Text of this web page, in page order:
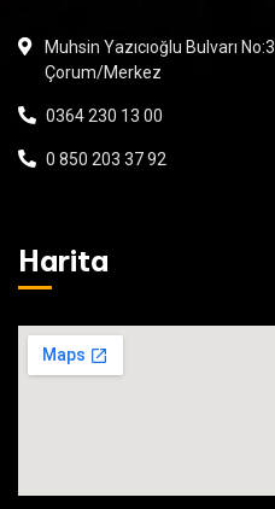
Muhsin Yazıcıoğlu Bulvarı No:3
Çorum/Merkez
0364 230 13 00
0 850 203 37 92
Harita